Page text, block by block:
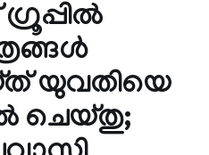
യുവതിയെ
ചെയ്തു;